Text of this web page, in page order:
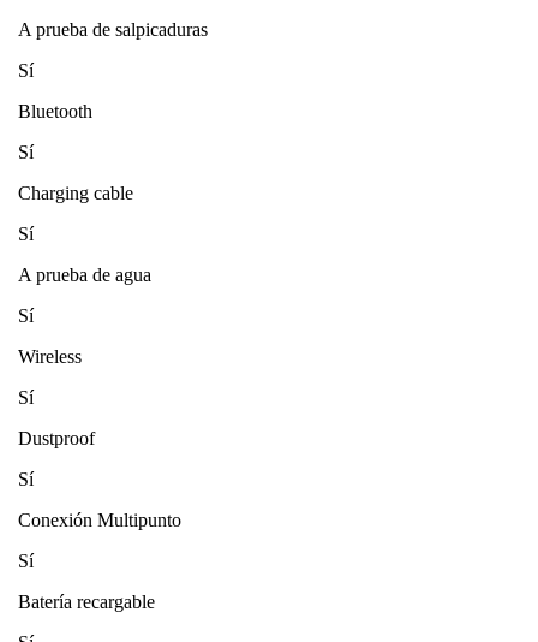
A prueba de salpicaduras
Sí
Bluetooth
Sí
Charging cable
Sí
A prueba de agua
Sí
Wireless
Sí
Dustproof
Sí
Conexión Multipunto
Sí
Batería recargable